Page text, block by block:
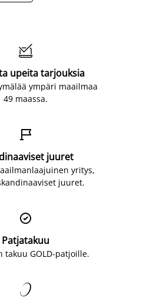

upeita tarjouksia
ympäri maailmaa
49 maassa.

juuret
yritys,
juuret.

Patjatakuu
takuu GOLD-patjoille.
